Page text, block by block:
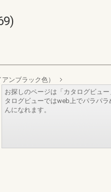
ンブラック色）
お探しのページは「カタログビュ
タログビューではweb上でパラパ
んになれます。